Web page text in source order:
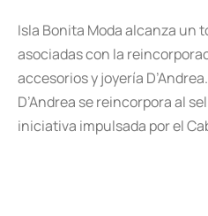
Isla Bonita Moda alcanza un
asociadas con la
accesorios y joyería
D’Andrea se reincorpora al
iniciativa impulsada por el